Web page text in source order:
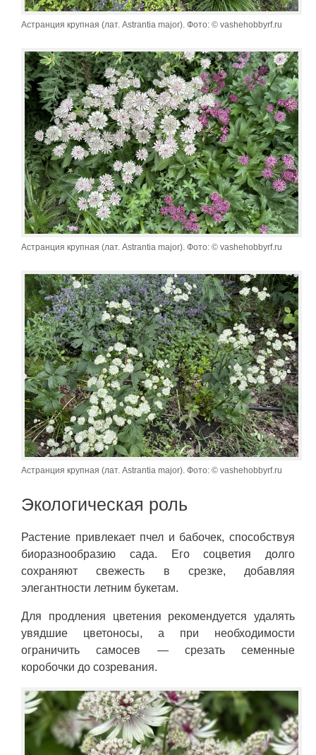
Астранция крупная (лат. Astrantia major). Фото: © vashehobbyrf.ru
Астранция крупная (лат. Astrantia major). Фото: © vashehobbyrf.ru
Астранция крупная (лат. Astrantia major). Фото: © vashehobbyrf.ru
Экологическая роль
Растение привлекает пчел и бабочек, способствуя
биоразнообразию сада. Его соцветия долго
сохраняют свежесть в срезке, добавляя
элегантности летним букетам.
Для продления цветения рекомендуется удалять
увядшие цветоносы, а при необходимости
ограничить самосев — срезать семенные
коробочки до созревания.